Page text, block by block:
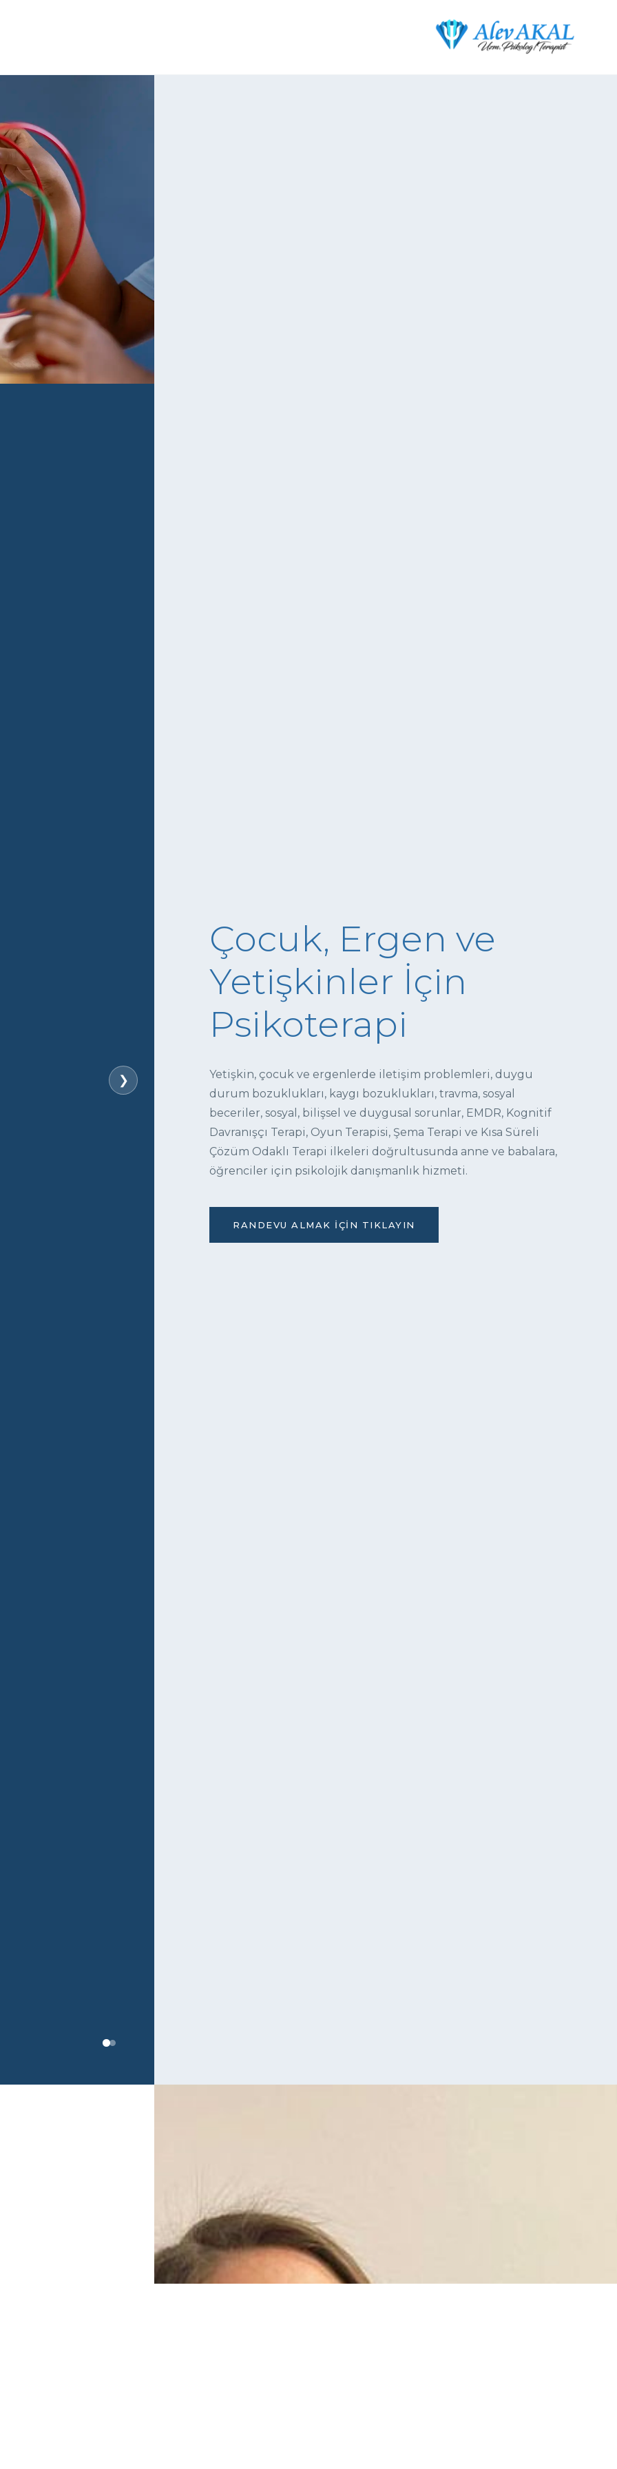
❯
Çocuk, Ergen ve
Yetişkinler İçin
Psikoterapi
Yetişkin, çocuk ve ergenlerde iletişim problemleri, duygu
durum bozuklukları, kaygı bozuklukları, travma, sosyal
beceriler, sosyal, bilişsel ve duygusal sorunlar, EMDR, Kognitif
Davranışçı Terapi, Oyun Terapisi, Şema Terapi ve Kısa Süreli
Çözüm Odaklı Terapi ilkeleri doğrultusunda anne ve babalara,
öğrenciler için psikolojik danışmanlık hizmeti.
RANDEVU ALMAK İÇIN TIKLAYIN